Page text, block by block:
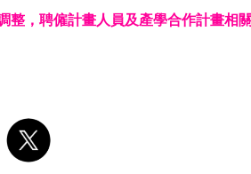
整，聘僱計畫人員及產學合作計畫相